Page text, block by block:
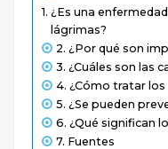
​​¿Es una
lágrimas?
¿Por qué son
¿Cuáles son las
¿Cómo tratar
¿Se pueden
¿Qué significan
Fuentes